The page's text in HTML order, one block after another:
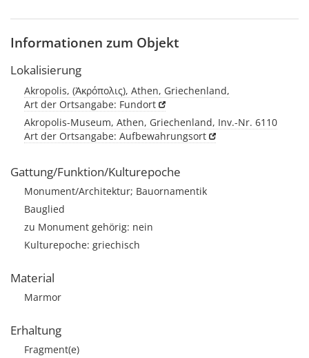
Informationen zum Objekt
Lokalisierung
Akropolis, (Ἀκρόπολις), Athen, Griechenland,
Art der Ortsangabe: Fundort
Akropolis-Museum, Athen, Griechenland, Inv.-Nr. 6110
Art der Ortsangabe: Aufbewahrungsort
Gattung/Funktion/Kulturepoche
Monument/Architektur; Bauornamentik
Bauglied
zu Monument gehörig: nein
Kulturepoche: griechisch
Material
Marmor
Erhaltung
Fragment(e)